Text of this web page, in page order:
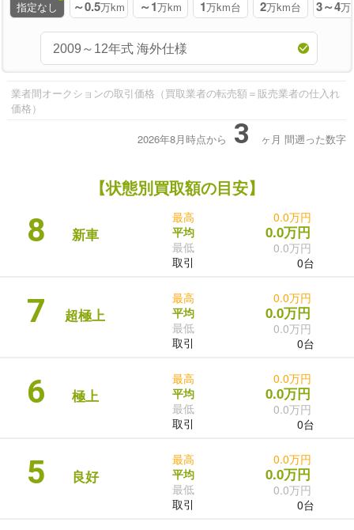
指定なし ～0.5万km ～1万km 1万km台 2万km台 3～4万
業者間オークションの取引価格（買取業者の転売額＝販売業者の仕入れ
価格）
2026年8月時点から 3 ヶ月 間遡った数字
【状態別買取額の目安】
8 新車
最高
平均
最低
取引
0.0万円
0.0万円
0.0万円
0台
7 超極上
最高
平均
最低
取引
0.0万円
0.0万円
0.0万円
0台
6 極上
最高
平均
最低
取引
0.0万円
0.0万円
0.0万円
0台
5 良好
最高
平均
最低
取引
0.0万円
0.0万円
0.0万円
0台